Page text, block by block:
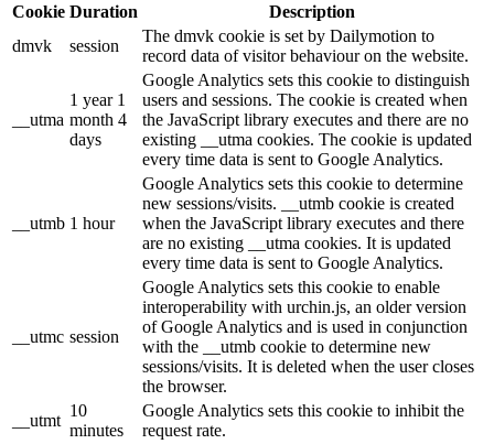
Cookie Duration
Description
dmvk
session
The dmvk cookie is set by Dailymotion to
record data of visitor behaviour on the website.
__utma
1 year 1
month 4
days
Google Analytics sets this cookie to distinguish
users and sessions. The cookie is created when
the JavaScript library executes and there are no
existing __utma cookies. The cookie is updated
every time data is sent to Google Analytics.
__utmb 1 hour
Google Analytics sets this cookie to determine
new sessions/visits. __utmb cookie is created
when the JavaScript library executes and there
are no existing __utma cookies. It is updated
every time data is sent to Google Analytics.
__utmc session
Google Analytics sets this cookie to enable
interoperability with urchin.js, an older version
of Google Analytics and is used in conjunction
with the __utmb cookie to determine new
sessions/visits. It is deleted when the user closes
the browser.
__utmt
10
minutes
Google Analytics sets this cookie to inhibit the
request rate.